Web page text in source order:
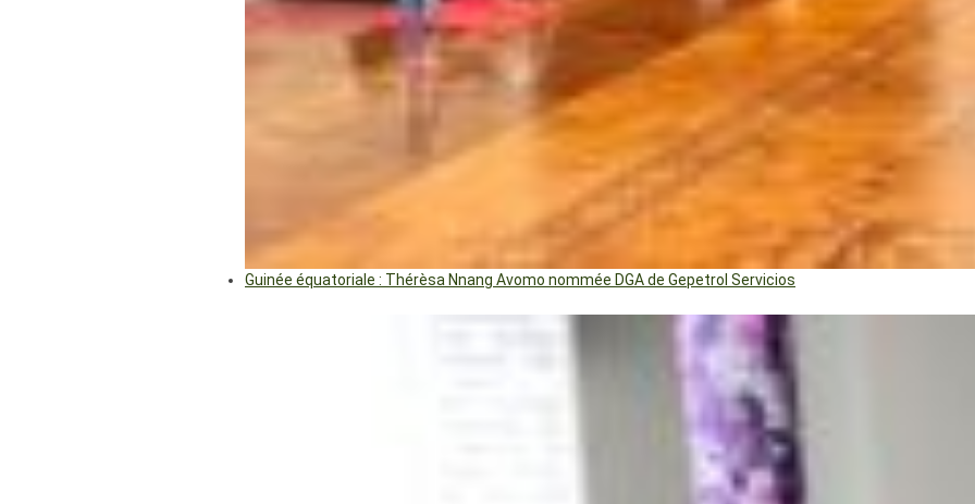
Guinée équatoriale : Thérèsa Nnang Avomo nommée DGA de Gepetrol Servicios